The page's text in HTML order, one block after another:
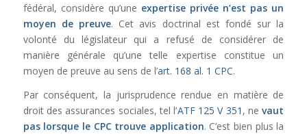
fédéral, considère qu’une expertise privée n’est pas un
moyen de preuve. Cet avis doctrinal est fondé sur la
volonté du législateur qui a refusé de considérer de
manière générale qu’une telle expertise constitue un
moyen de preuve au sens de l’art. 168 al. 1 CPC.
Par conséquent, la jurisprudence rendue en matière de
droit des assurances sociales, tel l’ATF 125 V 351 , nevaut
pas lorsque le CPC trouve application. C’est bien plus la